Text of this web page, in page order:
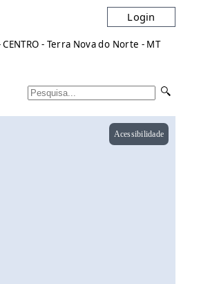
Login
CENTRO - Terra Nova do Norte - MT
Acessibilidade